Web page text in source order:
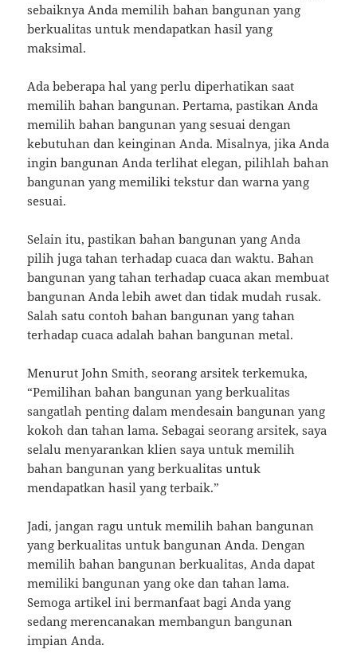
sebaiknya Anda memilih bahan bangunan yang
berkualitas untuk mendapatkan hasil yang
maksimal.
Ada beberapa hal yang perlu diperhatikan saat
memilih bahan bangunan. Pertama, pastikan Anda
memilih bahan bangunan yang sesuai dengan
kebutuhan dan keinginan Anda. Misalnya, jika Anda
ingin bangunan Anda terlihat elegan, pilihlah bahan
bangunan yang memiliki tekstur dan warna yang
sesuai.
Selain itu, pastikan bahan bangunan yang Anda
pilih juga tahan terhadap cuaca dan waktu. Bahan
bangunan yang tahan terhadap cuaca akan membuat
bangunan Anda lebih awet dan tidak mudah rusak.
Salah satu contoh bahan bangunan yang tahan
terhadap cuaca adalah bahan bangunan metal.
Menurut John Smith, seorang arsitek terkemuka,
“Pemilihan bahan bangunan yang berkualitas
sangatlah penting dalam mendesain bangunan yang
kokoh dan tahan lama. Sebagai seorang arsitek, saya
selalu menyarankan klien saya untuk memilih
bahan bangunan yang berkualitas untuk
mendapatkan hasil yang terbaik.”
Jadi, jangan ragu untuk memilih bahan bangunan
yang berkualitas untuk bangunan Anda. Dengan
memilih bahan bangunan berkualitas, Anda dapat
memiliki bangunan yang oke dan tahan lama.
Semoga artikel ini bermanfaat bagi Anda yang
sedang merencanakan membangun bangunan
impian Anda.